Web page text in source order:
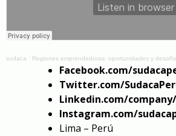
sudaca · Regiones emprendedoras: oportunidades y
Facebook.com/
Twitter.com/
Linkedin.com/
Instagram.com/
Lima – Perú